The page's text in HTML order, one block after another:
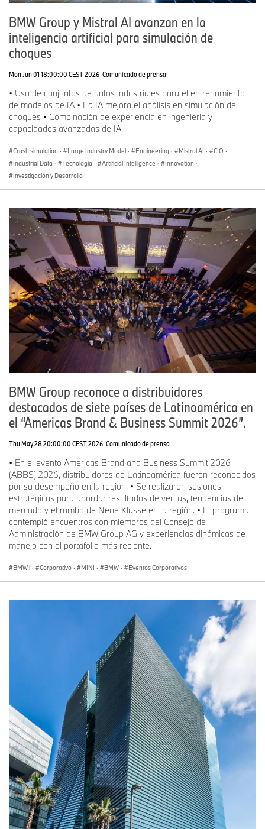
BMW Group y Mistral AI avanzan en la
inteligencia artificial para simulación de
choques
Mon Jun 01 18:00:00 CEST 2026 Comunicado de prensa
• Uso de conjuntos de datos industriales para el entrenamiento
de modelos de IA • La IA mejora el análisis en simulación de
choques • Combinación de experiencia en ingeniería y
capacidades avanzadas de IA
Crash simulation · Large Industry Model · Engineering · Mistral AI · CIO ·
Industrial Data · Tecnología · Artificial Intelligence · Innovation ·
Investigación y Desarrollo
BMW Group reconoce a distribuidores
destacados de siete países de Latinoamérica en
el “Americas Brand & Business Summit 2026”.
Thu May 28 20:00:00 CEST 2026 Comunicado de prensa
• En el evento Americas Brand and Business Summit 2026
(ABBS) 2026, distribuidores de Latinoamérica fueron reconocidos
por su desempeño en la región. • Se realizaron sesiones
estratégicas para abordar resultados de ventas, tendencias del
mercado y el rumbo de Neue Klasse en la región. • El programa
contempló encuentros con miembros del Consejo de
Administración de BMW Group AG y experiencias dinámicas de
manejo con el portafolio más reciente.
BMW i · Corporativo · MINI · BMW · Eventos Corporativos